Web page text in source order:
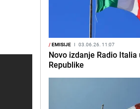
/EMISIJE I 03.06.26. 11:07
Novo izdanje Radio Italia
Republike